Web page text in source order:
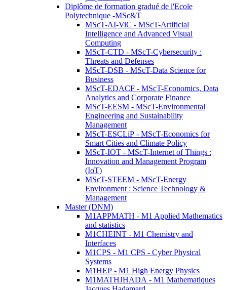
Diplôme de formation gradué de l'Ecole
Polytechnique -MSc&T
MScT-AI-ViC - MScT-Artificial
Intelligence and Advanced Visual
Computing
MScT-CTD - MScT-Cybersecurity :
Threats and Defenses
MScT-DSB - MScT-Data Science for
Business
MScT-EDACF - MScT-Economics, Data
Analytics and Corporate Finance
MScT-EESM - MScT-Environmental
Engineering and Sustainability
Management
MScT-ESCLiP - MScT-Economics for
Smart Cities and Climate Policy
MScT-IOT - MScT-Internet of Things :
Innovation and Management Program
(IoT)
MScT-STEEM - MScT-Energy
Environment : Science Technology &
Management
Master (DNM)
M1APPMATH - M1 Applied Mathematics
and statistics
M1CHEINT - M1 Chemistry and
Interfaces
M1CPS - M1 CPS - Cyber Physical
Systems
M1HEP - M1 High Energy Physics
M1MATHJHADA - M1 Mathematiques